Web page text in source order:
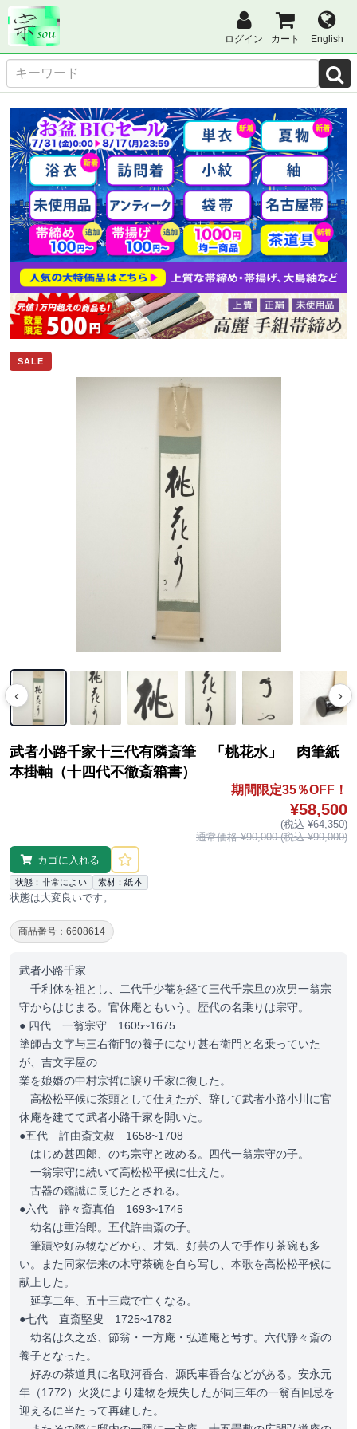
ログイン カート English
SALE
‹ ›
武者小路千家十三代有隣斎筆 「桃花水」 肉筆紙
本掛軸（十四代不徹斎箱書）
期間限定35％OFF！
¥58,500
(税込 ¥64,350)
通常価格 ¥90,000 (税込 ¥99,000)
カゴに入れる
状態：非常によい 素材：紙本
状態は大変良いです。
商品番号：6608614
武者小路千家
千利休を祖とし、二代千少菴を経て三代千宗旦の次男一翁宗
守からはじまる。官休庵ともいう。歴代の名乗りは宗守。
● 四代 一翁宗守 1605~1675
塗師吉文字与三右衛門の養子になり甚右衛門と名乗っていた
が、吉文字屋の
業を娘婿の中村宗哲に譲り千家に復した。
高松松平候に茶頭として仕えたが、辞して武者小路小川に官
休庵を建てて武者小路千家を開いた。
●五代 許由斎文叔 1658~1708
はじめ甚四郎、のち宗守と改める。四代一翁宗守の子。
一翁宗守に続いて高松松平候に仕えた。
古器の鑑識に長じたとされる。
●六代 静々斎真伯 1693~1745
幼名は重治郎。五代許由斎の子。
筆蹟や好み物などから、才気、好芸の人で手作り茶碗も多
い。また同家伝来の木守茶碗を自ら写し、本歌を高松松平候に
献上した。
延享二年、五十三歳で亡くなる。
●七代 直斎堅叟 1725~1782
幼名は久之丞、節翁・一方庵・弘道庵と号す。六代静々斎の
養子となった。
好みの茶道具に名取河香合、源氏車香合などがある。安永元
年（1772）火災により建物を焼失したが同三年の一翁百回忌を
迎えるに当たって再建した。